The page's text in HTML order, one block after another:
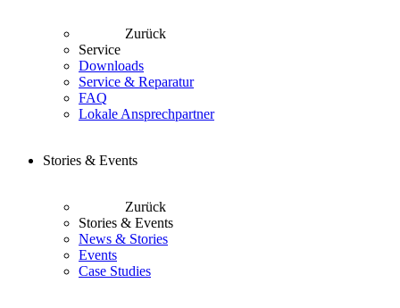
Zurück
Service
Downloads
Service & Reparatur
FAQ
Lokale Ansprechpartner
Stories & Events
Zurück
Stories & Events
News & Stories
Events
Case Studies